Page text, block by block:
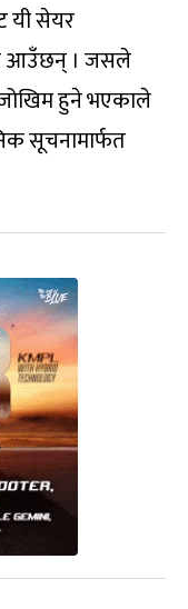
यी सेयर
आउँछन् । जसले
हुने भएकाले
सूचनामार्फत